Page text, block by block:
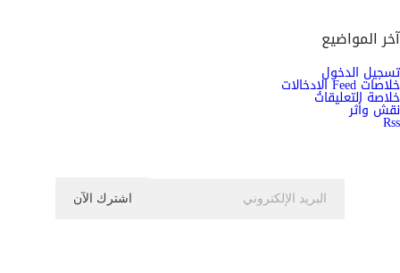
آخر المواضيع
تسجيل الدخول
خلاصات Feed الإدخالات
خلاصة التعليقات
نقش وأثر
Rss